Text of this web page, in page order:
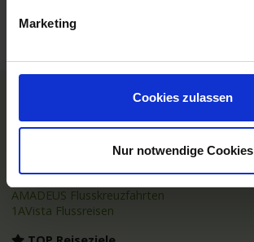
Marketing
Cookies zulassen
Nur notwendige Cookies
Phoenix Flussreisen
A-ROSA Flussschiff GmbH
AMADEUS Flusskreuzfahrten
1AVista Flussreisen